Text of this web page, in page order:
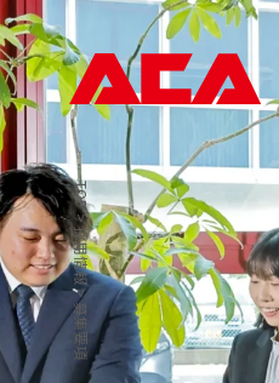
TOP
>
採用情報
>
募集要項